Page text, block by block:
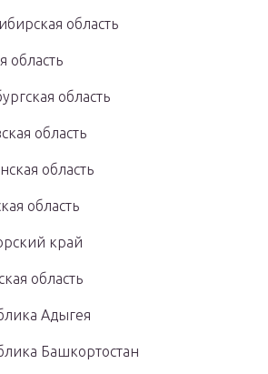
область
область
область
область
область
область
край
область
Адыгея
Башкортостан